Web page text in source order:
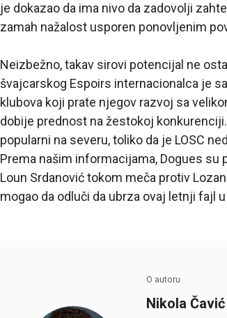
je dokazao da ima nivo da zadovolji
zamah nažalost usporen ponovljenim
Neizbežno, takav sirovi potencijal ne
švajcarskog Espoirs internacionalca je
klubova koji prate njegov razvoj sa
dobije prednost na žestokoj
popularni na severu, toliko da je LOSC
Prema našim informacijama, Dogues su
Loun Srdanović tokom meča protiv
mogao da odluči da ubrza ovaj letnji fajl
O autoru
Nikola Čavić